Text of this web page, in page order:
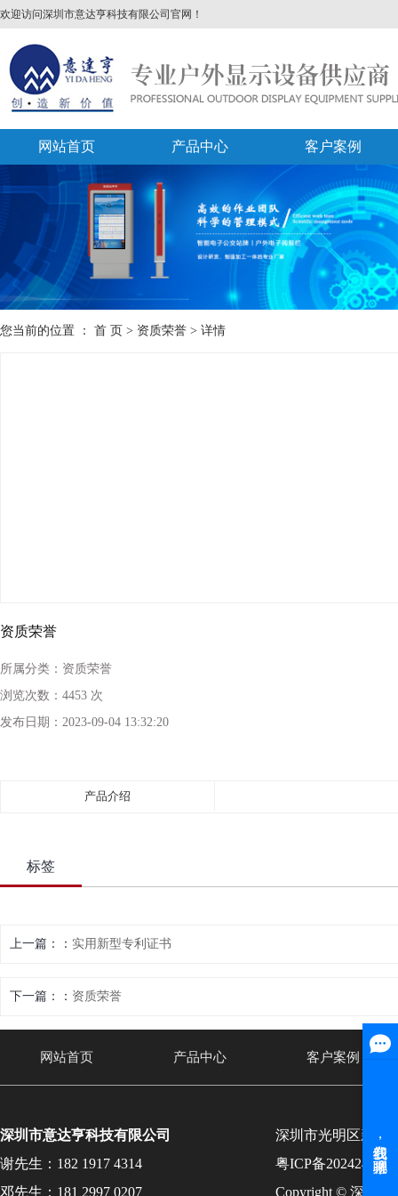
欢迎访问深圳市意达亨科技有限公司官网！
网站首页 产品中心 客户案例
您当前的位置 ： 首 页 > 资质荣誉 > 详情
资质荣誉
所属分类： 资质荣誉
浏览次数： 4453 次
发布日期： 2023-09-04 13:32:20
产品介绍
标签
上一篇： 实用新型专利证书
下一篇： 资质荣誉
网站首页 产品中心 客户案例
深圳市意达亨科技有限公司
谢先生：182 1917 4314
邓先生：181 2997 0207
深圳市光明区新湖
粤ICP备
Copyright © 深圳